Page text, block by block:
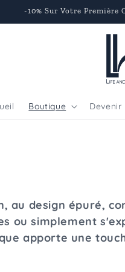
-10% Sur Votre Première
Boutique Devenir
au design épuré,
ou simplement
apporte une